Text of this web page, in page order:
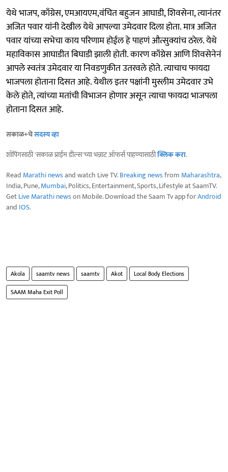
येथे भाजप, काँग्रेस, एमआयएम,वंचित बहुजन आघाडी, शिवसेना, त्यानंतर
अजित पवार यांनी देखील येथे आपल्या उमेदवार दिला होता. मात्र अजित
पवार यांच्या सभेचा काय परिणाम होईल हे पाहणं औत्सुक्यांच ठरेल. येथे
महाविकास आघाडीत बिघाडी झाली होती. कारण काँग्रेस आणि शिवसेनेनं
आपले स्वतंत्र उमेदवार या निवडणुकीत उतरवले होते. त्याचाच फायदा
भाजपला होताना दिसत आहे. येथील इतर पक्षांनी मुस्लीम उमेदवार उभे
केले होते, त्यांच्या मतांची विभाजन होणार असून त्याचा फायदा भाजपला
होताना दिसत आहे.
सकाळ+चेसदस्य व्हा
शॉपिंगसाठी 'सकाळ प्राईम डील्स'च्या भन्नाट ऑफर्स पाहण्यासाठीक्लिक करा.
Read Marathi newsand watch Live TV.Breaking newsfrom Maharashtra,
India, Pune,Mumbai, Politics, Entertainment, Sports, Lifestyle at SaamTV.
GetLive Marathi newson Mobile. Download the Saam Tv app forAndroid
and IOS.
Akola saamtv news saamtv Akot
Local Body Elections
SAAM Maha Exit Poll